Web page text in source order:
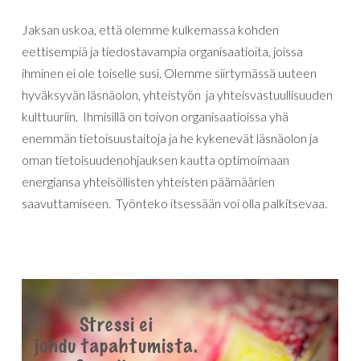
Jaksan uskoa, että olemme kulkemassa kohden
eettisempiä ja tiedostavampia organisaatioita, joissa
ihminen ei ole toiselle susi. Olemme siirtymässä uuteen
hyväksyvän läsnäolon, yhteistyön ja yhteisvastuullisuuden
kulttuuriin. Ihmisillä on toivon organisaatioissa yhä
enemmän tietoisuustaitoja ja he kykenevät läsnäolon ja
oman tietoisuudenohjauksen kautta optimoimaan
energiansa yhteisöllisten yhteisten päämäärien
saavuttamiseen. Työnteko itsessään voi olla palkitsevaa.